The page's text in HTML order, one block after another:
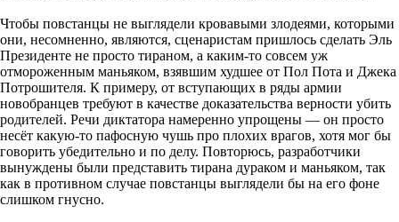
Чтобы повстанцы не выглядели кровавыми злодеями, которыми
они, несомненно, являются, сценаристам пришлось сделать Эль
Президенте не просто тираном, а каким-то совсем уж
отмороженным маньяком, взявшим худшее от Пол Пота и Джека
Потрошителя. К примеру, от вступающих в ряды армии
новобранцев требуют в качестве доказательства верности убить
родителей. Речи диктатора намеренно упрощены — он просто
несёт какую-то пафосную чушь про плохих врагов, хотя мог бы
говорить убедительно и по делу. Повторюсь, разработчики
вынуждены были представить тирана дураком и маньяком, так
как в противном случае повстанцы выглядели бы на его фоне
слишком гнусно.